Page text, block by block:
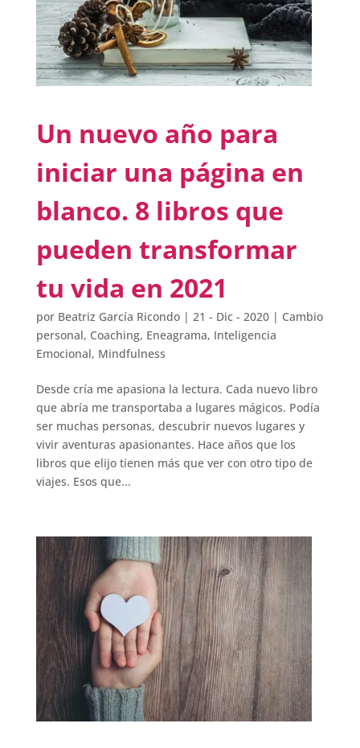
Un nuevo año para
iniciar una página en
blanco. 8 libros que
pueden transformar
tu vida en 2021
por Beatriz García Ricondo| 21 - Dic - 2020| Cambio
personal, Coaching, Eneagrama, Inteligencia
Emocional, Mindfulness
Desde cría me apasiona la lectura. Cada nuevo libro
que abría me transportaba a lugares mágicos. Podía
ser muchas personas, descubrir nuevos lugares y
vivir aventuras apasionantes. Hace años que los
libros que elijo tienen más que ver con otro tipo de
viajes. Esos que...